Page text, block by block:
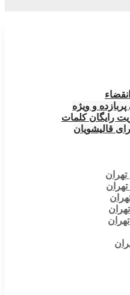
و ویژه
رایگان کلمات
قالیشویان